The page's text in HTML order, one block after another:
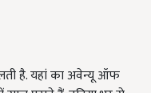
है. यहां का अवेन्यू ऑफ